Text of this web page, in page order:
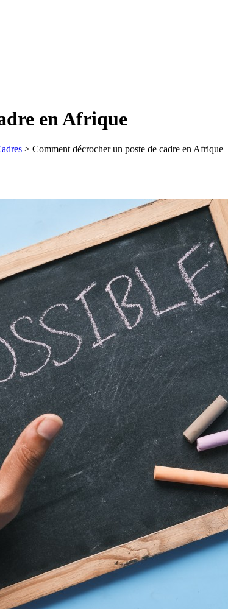
en Afrique
> Comment décrocher un poste de cadre en Afrique